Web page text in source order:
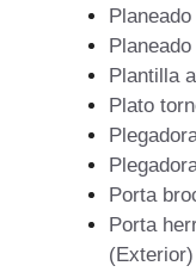
Plantilla
Plato
Porta
Porta
(Exterior)